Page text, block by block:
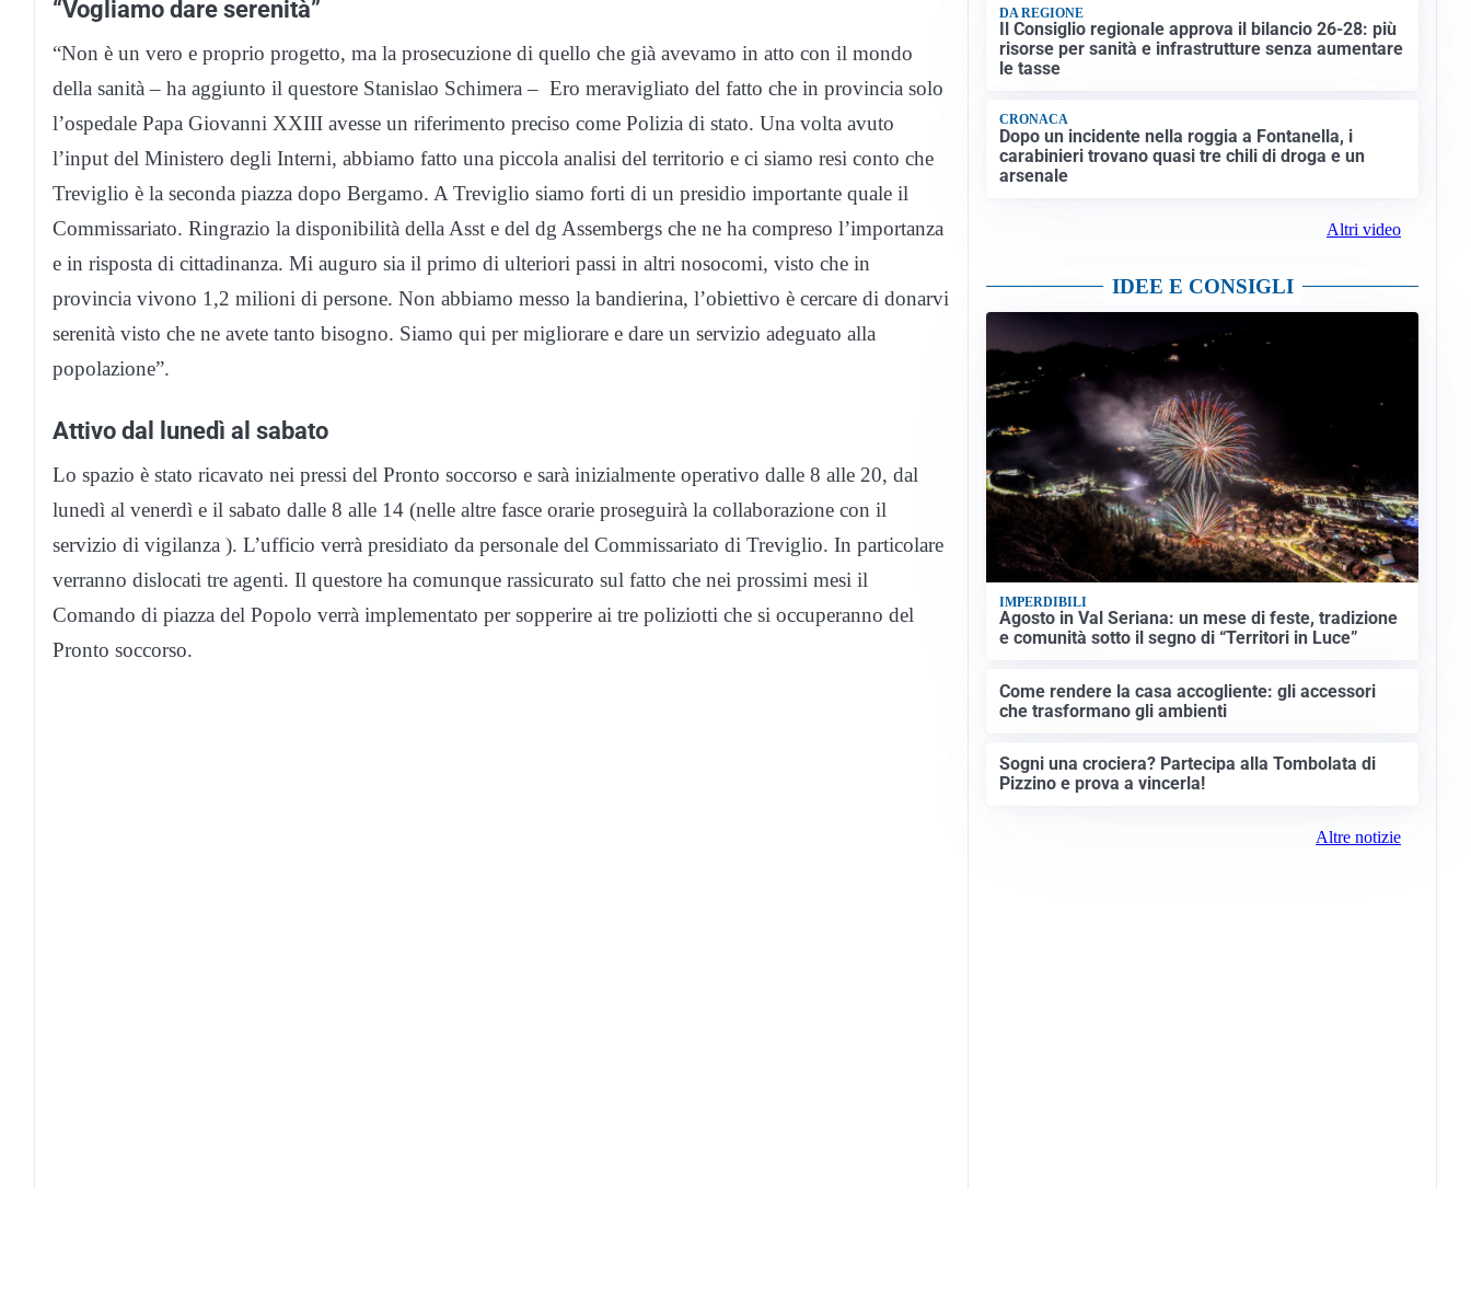
“Vogliamo dare serenità”
“Non è un vero e proprio progetto, ma la prosecuzione di quello che già avevamo in atto con il mondo
della sanità – ha aggiunto il questore Stanislao Schimera – Ero meravigliato del fatto che in provincia solo
l’ospedale Papa Giovanni XXIII avesse un riferimento preciso come Polizia di stato. Una volta avuto
l’input del Ministero degli Interni, abbiamo fatto una piccola analisi del territorio e ci siamo resi conto che
Treviglio è la seconda piazza dopo Bergamo. A Treviglio siamo forti di un presidio importante quale il
Commissariato. Ringrazio la disponibilità della Asst e del dg Assembergs che ne ha compreso l’importanza
e in risposta di cittadinanza. Mi auguro sia il primo di ulteriori passi in altri nosocomi, visto che in
provincia vivono 1,2 milioni di persone. Non abbiamo messo la bandierina, l’obiettivo è cercare di donarvi
serenità visto che ne avete tanto bisogno. Siamo qui per migliorare e dare un servizio adeguato alla
popolazione”.
Attivo dal lunedì al sabato
Lo spazio è stato ricavato nei pressi del Pronto soccorso e sarà inizialmente operativo dalle 8 alle 20, dal
lunedì al venerdì e il sabato dalle 8 alle 14 (nelle altre fasce orarie proseguirà la collaborazione con il
servizio di vigilanza ). L’ufficio verrà presidiato da personale del Commissariato di Treviglio. In particolare
verranno dislocati tre agenti. Il questore ha comunque rassicurato sul fatto che nei prossimi mesi il
Comando di piazza del Popolo verrà implementato per sopperire ai tre poliziotti che si occuperanno del
Pronto soccorso.
DA REGIONE
Il Consiglio regionale approva il bilancio 26-28: più
risorse per sanità e infrastrutture senza aumentare
le tasse
CRONACA
Dopo un incidente nella roggia a Fontanella, i
carabinieri trovano quasi tre chili di droga e un
arsenale
Altri video
IDEE E CONSIGLI
IMPERDIBILI
Agosto in Val Seriana: un mese di feste, tradizione
e comunità sotto il segno di “Territori in Luce”
Come rendere la casa accogliente: gli accessori
che trasformano gli ambienti
Sogni una crociera? Partecipa alla Tombolata di
Pizzino e prova a vincerla!
Altre notizie